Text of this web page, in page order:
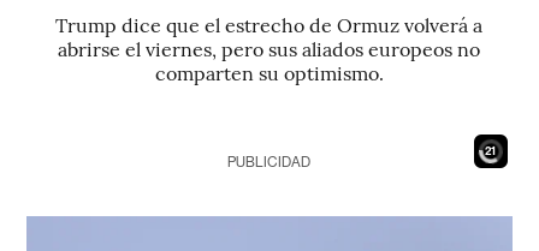
Trump dice que el estrecho de Ormuz volverá a
abrirse el viernes, pero sus aliados europeos no
comparten su optimismo.
19
PUBLICIDAD